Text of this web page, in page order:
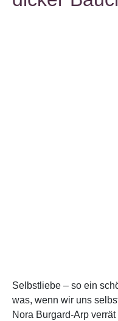
Selbstliebe – so ein
was, wenn wir uns
Nora Burgard-Arp